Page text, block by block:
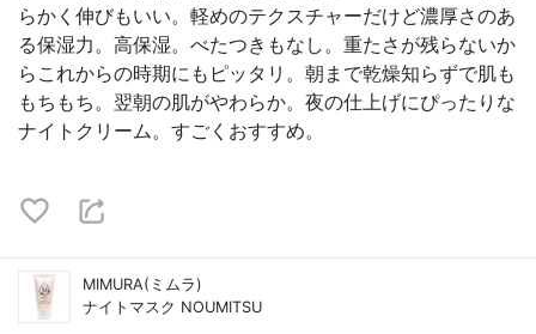
らかく伸びもいい。軽めのテクスチャーだけど濃厚さのあ
る保湿力。高保湿。べたつきもなし。重たさが残らないか
らこれからの時期にもピッタリ。朝まで乾燥知らずで肌も
もちもち。翌朝の肌がやわらか。夜の仕上げにぴったりな
ナイトクリーム。すごくおすすめ。
MIMURA(ミムラ)
ナイトマスク NOUMITSU